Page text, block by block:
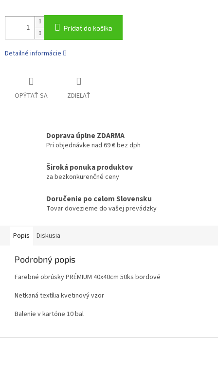
cena:
Pridať do košíka
Detailné informácie
OPÝTAŤ SA ZDIEĽAŤ
Doprava úplne ZDARMA
Pri objednávke nad 69 € bez dph
Široká ponuka produktov
za bezkonkurenčné ceny
Doručenie po celom Slovensku
Tovar dovezieme do vašej prevádzky
Popis Diskusia
Podrobný popis
Farebné obrúsky PRÉMIUM 40x40cm 50ks bordové
Netkaná textília kvetinový vzor
Balenie v kartóne 10 bal